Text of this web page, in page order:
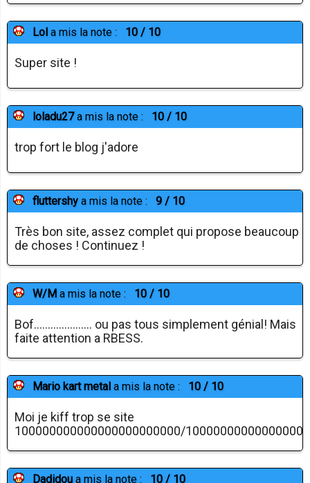
Lol a mis la note : 10 / 10
Super site !
loladu27a mis la note : 10 / 10
trop fort le blog j'adore
fluttershy a mis la note : 9 / 10
Très bon site, assez complet qui propose beaucoup
de choses ! Continuez !
W/M a mis la note : 10 / 10
Bof..................... ou pas tous simplement génial! Mais
faite attention a RBESS.
Mario kart metal a mis la note : 10 / 10
Moi je kiff trop se site
100000000000000000000000/
Dadidou a mis la note : 10 / 10